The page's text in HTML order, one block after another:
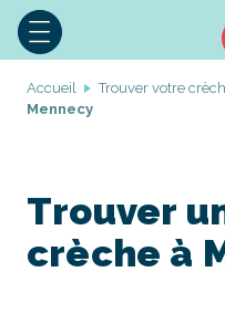
Accueil Trouver votre
Mennecy
Trouver
crèche à